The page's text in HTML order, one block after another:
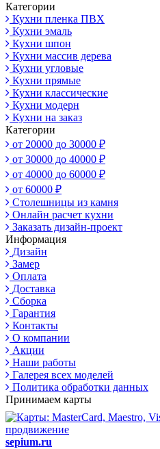
Категории
Кухни пленка ПВХ
Кухни эмаль
Кухни шпон
Кухни массив дерева
Кухни угловые
Кухни прямые
Кухни классические
Кухни модерн
Кухни на заказ
Категории
от 20000 до 30000 ₽
от 30000 до 40000 ₽
от 40000 до 60000 ₽
от 60000 ₽
Столешницы из камня
Онлайн расчет кухни
Заказать дизайн-проект
Информация
Дизайн
Замер
Оплата
Доставка
Сборка
Гарантия
Контакты
О компании
Акции
Наши работы
Галерея всех моделей
Политика обработки данных
Принимаем карты
продвижение
sepium.ru